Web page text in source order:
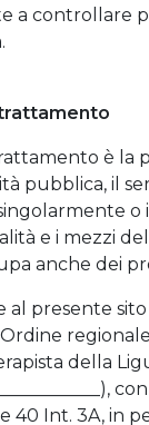
a controllare
è la
pubblica, il
o
e i mezzi
anche dei
al presente
della
40 Int. 3A, in